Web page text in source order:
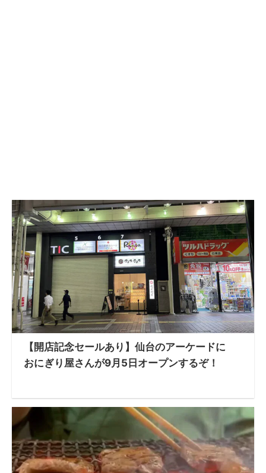
【開店記念セールあり】仙台のアーケードに
おにぎり屋さんが9月5日オープンするぞ！